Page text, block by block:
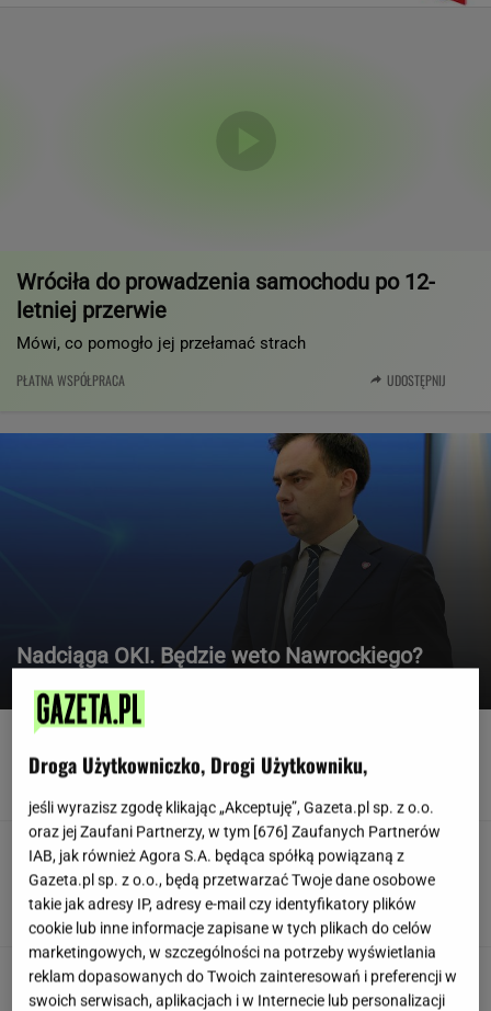
Wróciła do prowadzenia samochodu po 12-
letniej przerwie
Mówi, co pomogło jej przełamać strach
PŁATNA WSPÓŁPRACA UDOSTĘPNIJ
Nadciąga OKI. Będzie weto Nawrockiego?
Stanowcza reakcja Domańskiego
ogłosił "dobrą wiadomość"
Jak można tak szybko się
posypać? Polski klub wzorem dla podupadłego
giganta
SUBSKRYPCJA
Jak uniknąć korków? Matematycy wskazali
trzy proste zasady
Droga Użytkowniczko, Drogi Użytkowniku,
jeśli wyrazisz zgodę klikając „Akceptuję”, Gazeta.pl sp. z o.o.
oraz jej Zaufani Partnerzy, w tym [676] Zaufanych Partnerów
IAB, jak również Agora S.A. będąca spółką powiązaną z
Gazeta.pl sp. z o.o., będą przetwarzać Twoje dane osobowe
takie jak adresy IP, adresy e-mail czy identyfikatory plików
cookie lub inne informacje zapisane w tych plikach do celów
marketingowych, w szczególności na potrzeby wyświetlania
reklam dopasowanych do Twoich zainteresowań i preferencji w
swoich serwisach, aplikacjach i w Internecie lub personalizacji